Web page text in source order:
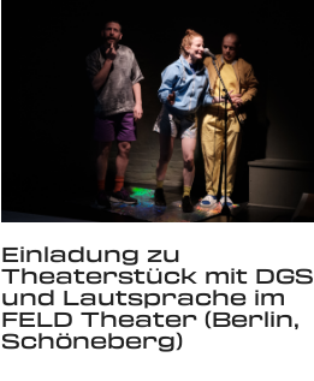
Einladung zu
Theaterstück mit DGS
und Lautsprache im
FELD Theater (Berlin,
Schöneberg)